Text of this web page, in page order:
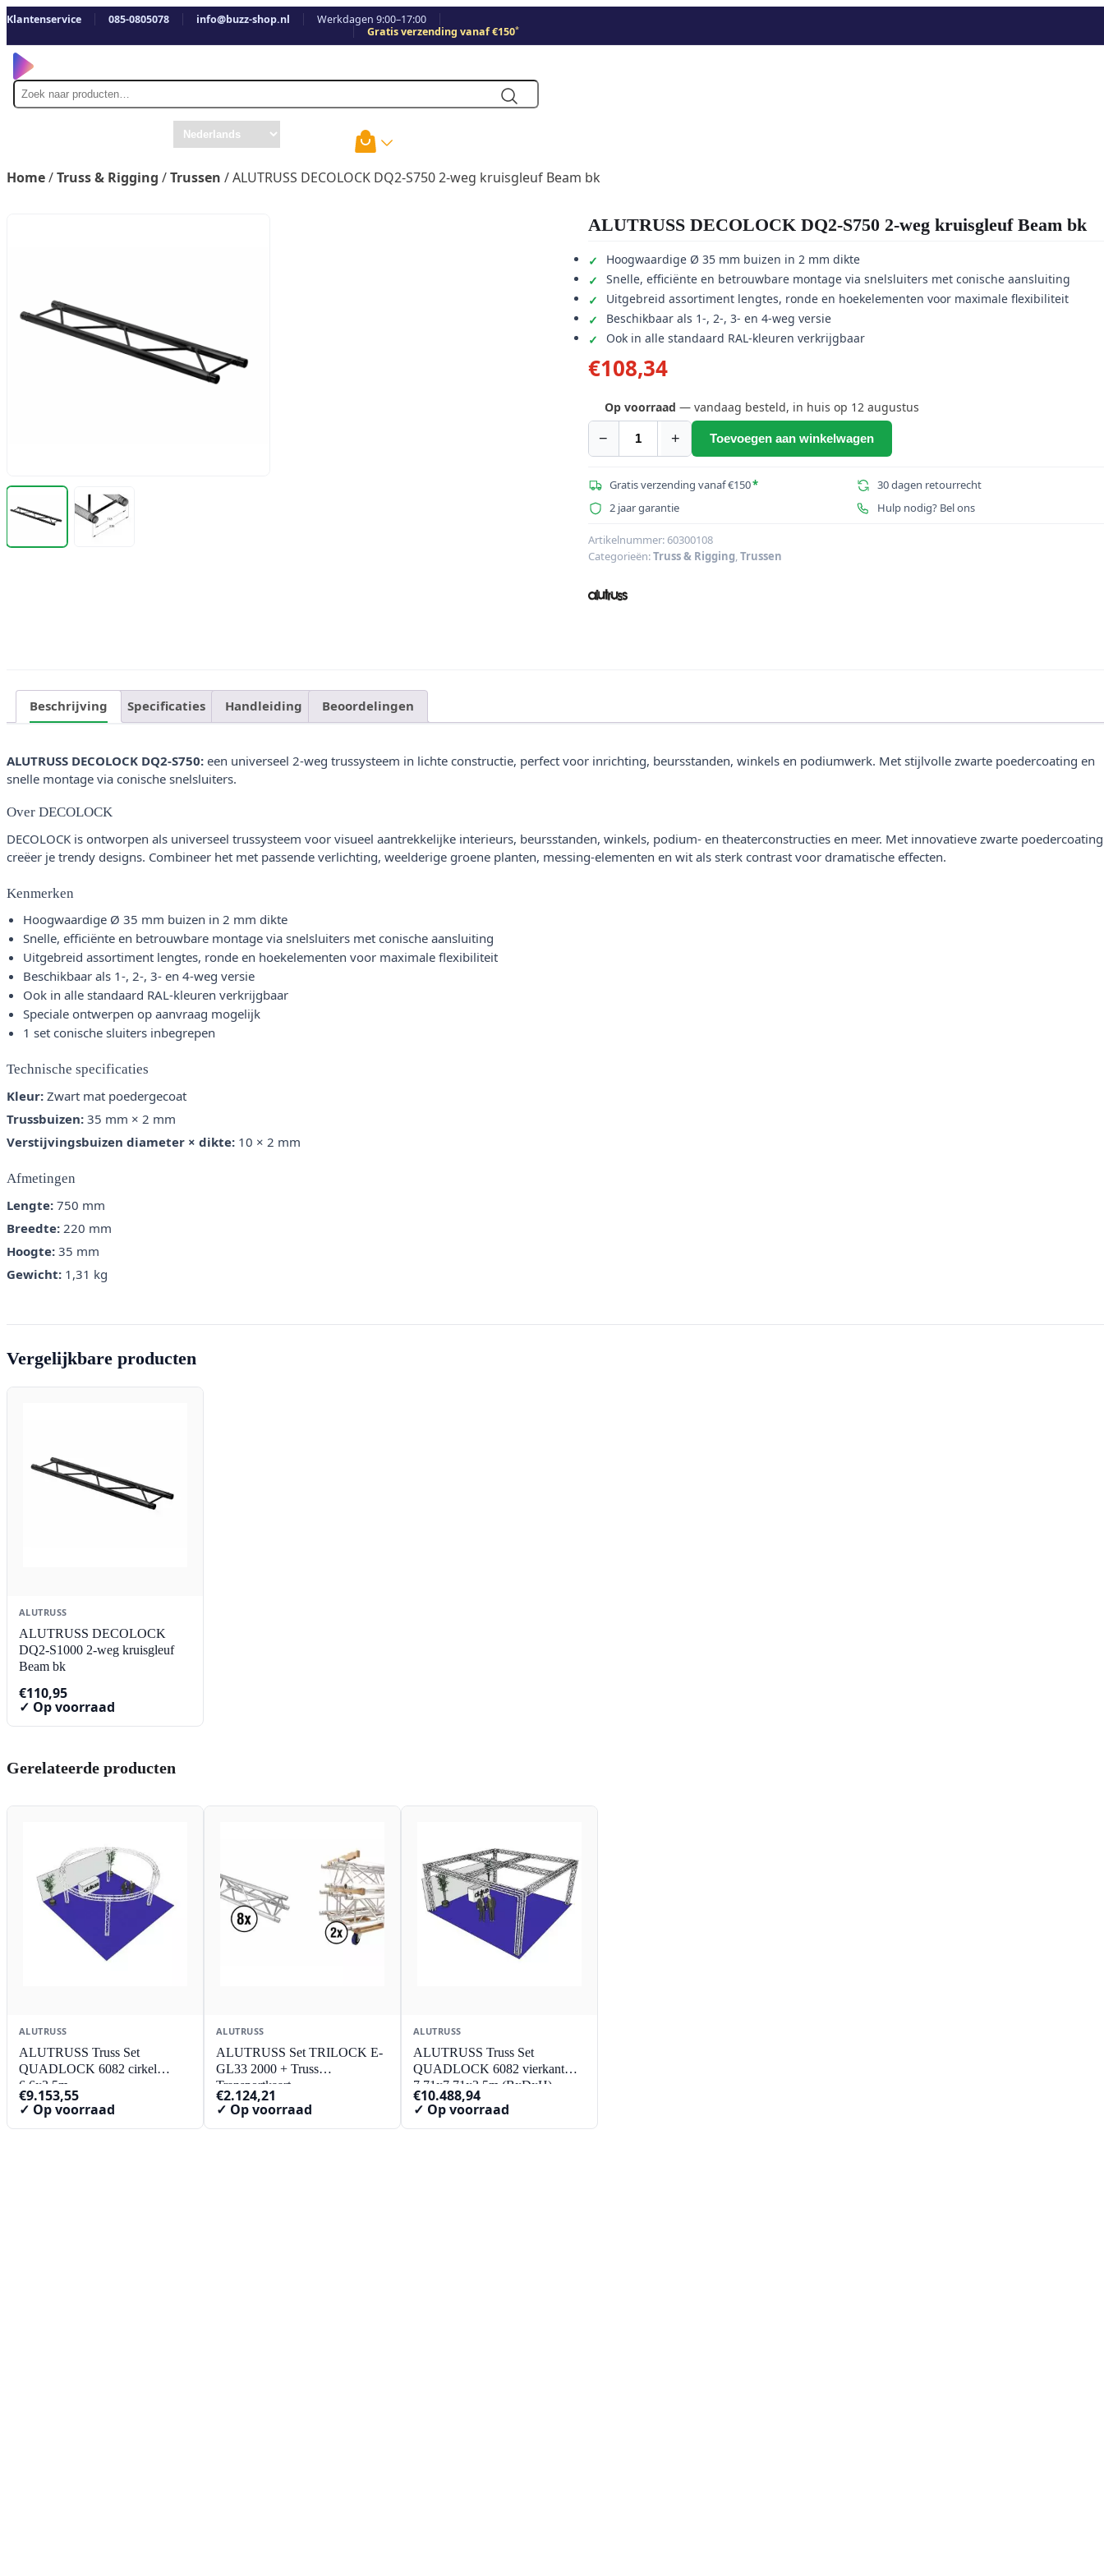
Klantenservice 085-0805078 info@buzz-shop.nl
Werkdagen 9:00–17:00
Gratis verzending vanaf €150*
Zoek
naar
Home/Truss & Rigging /Trussen / ALUTRUSS DECOLOCK DQ2-S750 2-weg kruisgleuf Beam bk
ALUTRUSS DECOLOCK DQ2-S750 2-weg kruisgleuf Beam bk
Hoogwaardige Ø 35 mm buizen in 2 mm dikte
Snelle, efficiënte en betrouwbare montage via snelsluiters met conische aansluiting
Uitgebreid assortiment lengtes, ronde en hoekelementen voor maximale flexibiliteit
Beschikbaar als 1-, 2-, 3- en 4-weg versie
Ook in alle standaard RAL-kleuren verkrijgbaar
€108,34
Op voorraad — vandaag besteld, in huis op 12 augustus
−
ALUTRUSS
DQ2-
S750
weg
kruisgleuf
+ Toevoegen aan winkelwagen
Gratis verzending vanaf €150*
30 dagen retourrecht
2 jaar garantie
Hulp nodig? Bel ons
Artikelnummer:60300108
Categorieën:Truss & Rigging Trussen
Beschrijving Specificaties Handleiding Beoordelingen
ALUTRUSS DECOLOCK DQ2-S750: een universeel 2-weg trussysteem in lichte constructie, perfect voor inrichting, beursstanden, winkels en podiumwerk. Met stijlvolle zwarte poedercoating en
snelle montage via conische snelsluiters.
Over DECOLOCK
DECOLOCK is ontworpen als universeel trussysteem voor visueel aantrekkelijke interieurs, beursstanden, winkels, podium- en theaterconstructies en meer. Met innovatieve zwarte poedercoating
creëer je trendy designs. Combineer het met passende verlichting, weelderige groene planten, messing-elementen en wit als sterk contrast voor dramatische effecten.
Kenmerken
Hoogwaardige Ø 35 mm buizen in 2 mm dikte
Snelle, efficiënte en betrouwbare montage via snelsluiters met conische aansluiting
Uitgebreid assortiment lengtes, ronde en hoekelementen voor maximale flexibiliteit
Beschikbaar als 1-, 2-, 3- en 4-weg versie
Ook in alle standaard RAL-kleuren verkrijgbaar
Speciale ontwerpen op aanvraag mogelijk
1 set conische sluiters inbegrepen
Technische specificaties
Kleur: Zwart mat poedergecoat
Trussbuizen: 35 mm × 2 mm
Verstijvingsbuizen diameter × dikte: 10 × 2 mm
Afmetingen
Lengte: 750 mm
Breedte: 220 mm
Hoogte: 35 mm
Gewicht: 1,31 kg
Vergelijkbare producten
ALUTRUSS
ALUTRUSS DECOLOCK
DQ2-S1000 2-weg kruisgleuf
Beam bk
€110,95
✓ Op voorraad
Gerelateerde producten
ALUTRUSS
ALUTRUSS Truss Set
QUADLOCK 6082 cirkel
6.6x3.5m
€9.153,55
✓ Op voorraad
ALUTRUSS
ALUTRUSS Set TRILOCK E-
GL33 2000 + Truss
Transportkaart
€2.124,21
✓ Op voorraad
ALUTRUSS
ALUTRUSS Truss Set
QUADLOCK 6082 vierkant
7.71x7.71x3.5m (BxDxH)
€10.488,94
✓ Op voorraad